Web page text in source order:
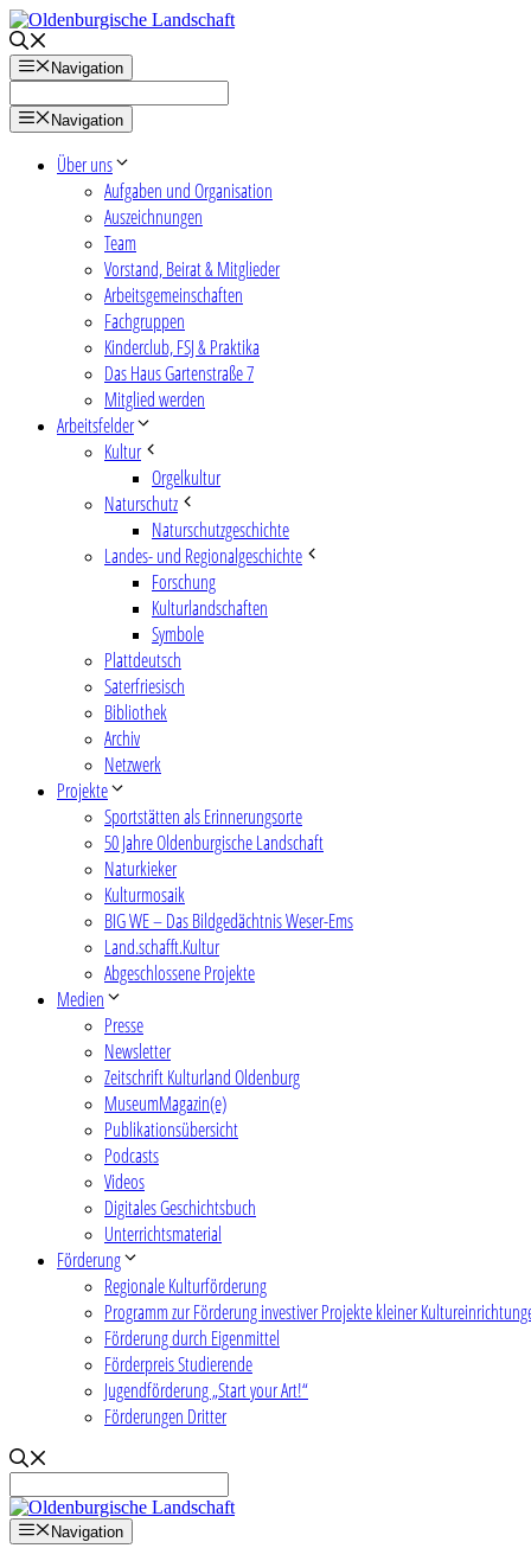
Zum
Inhalt
springenNavigation
Navigation
Über uns
Aufgaben und Organisation
Auszeichnungen
Team
Vorstand, Beirat & Mitglieder
Arbeitsgemeinschaften
Fachgruppen
Kinderclub, FSJ & Praktika
Das Haus Gartenstraße 7
Mitglied werden
Arbeitsfelder
Kultur
Orgelkultur
Naturschutz
Naturschutzgeschichte
Landes- und Regionalgeschichte
Forschung
Kulturlandschaften
Symbole
Plattdeutsch
Saterfriesisch
Bibliothek
Archiv
Netzwerk
Projekte
Sportstätten als Erinnerungsorte
50 Jahre Oldenburgische Landschaft
Naturkieker
Kulturmosaik
BIG WE – Das Bildgedächtnis Weser-Ems
Land.schafft.Kultur
Abgeschlossene Projekte
Medien
Presse
Newsletter
Zeitschrift Kulturland Oldenburg
MuseumMagazin(e)
Publikationsübersicht
Podcasts
Videos
Digitales Geschichtsbuch
Unterrichtsmaterial
Förderung
Regionale Kulturförderung
Programm zur Förderung investiver Projekte kleiner
Förderung durch Eigenmittel
Förderpreis Studierende
Jugendförderung „Start your Art!“
Förderungen Dritter
Navigation